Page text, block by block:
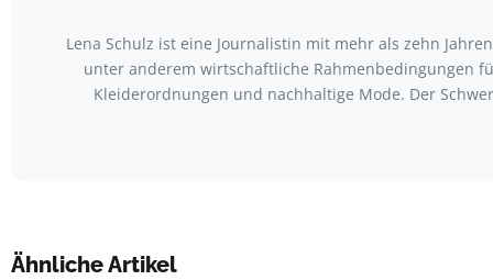
Lena Schulz ist eine Journalistin mit mehr als zehn
unter anderem wirtschaftliche Rahmenbedingungen
Kleiderordnungen und nachhaltige Mode. Der
Ähnliche Artikel